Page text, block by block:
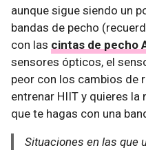
aunque sigue siendo un
bandas de pecho
con las cintas de pecho
sensores ópticos, el
peor con los cambios de
entrenar HIIT y quieres
que te hagas con una
Situaciones en las que